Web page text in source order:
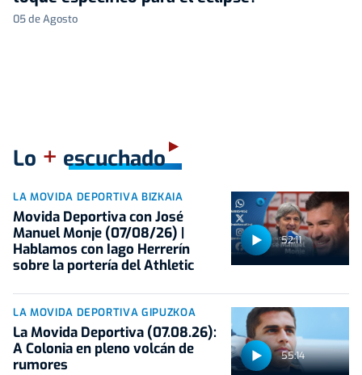
05 de Agosto
Lo + escuchado
52:11
LA MOVIDA DEPORTIVA BIZKAIA
Movida Deportiva con José
Manuel Monje (07/08/26) |
Hablamos con Iago Herrerín
sobre la portería del Athletic
55:14
LA MOVIDA DEPORTIVA GIPUZKOA
La Movida Deportiva (07.08.26):
A Colonia en pleno volcán de
rumores